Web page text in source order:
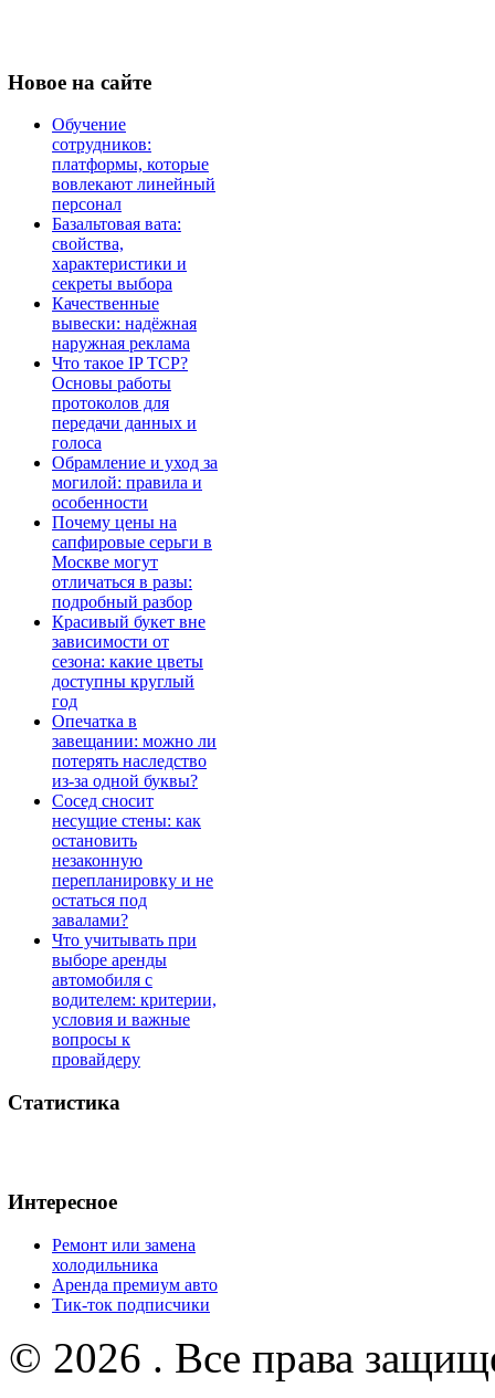
Новое на сайте
Обучение
сотрудников:
платформы, которые
вовлекают линейный
персонал
Базальтовая вата:
свойства,
характеристики и
секреты выбора
Качественные
вывески: надёжная
наружная реклама
Что такое IP TCP?
Основы работы
протоколов для
передачи данных и
голоса
Обрамление и уход за
могилой: правила и
особенности
Почему цены на
сапфировые серьги в
Москве могут
отличаться в разы:
подробный разбор
Красивый букет вне
зависимости от
сезона: какие цветы
доступны круглый
год
Опечатка в
завещании: можно ли
потерять наследство
из-за одной буквы?
Сосед сносит
несущие стены: как
остановить
незаконную
перепланировку и не
остаться под
завалами?
Что учитывать при
выборе аренды
автомобиля с
водителем: критерии,
условия и важные
вопросы к
провайдеру
Статистика
Интересное
Ремонт или замена
холодильника
Аренда премиум авто
Тик-ток подписчики
© 2026 . Все права